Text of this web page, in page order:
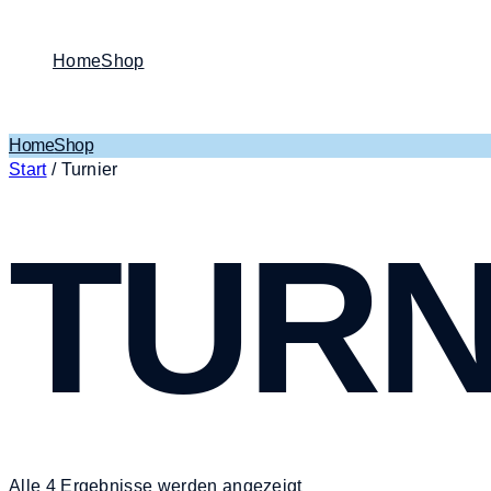
HomeShop
HomeShop
Start/ Turnier
Alle 4 Ergebnisse werden angezeigt